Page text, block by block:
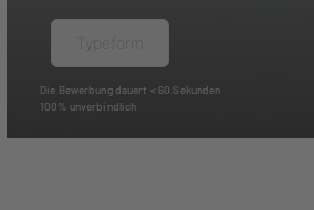
Die Bewerbung dauert < 60 Sekunden
100% unverbindlich